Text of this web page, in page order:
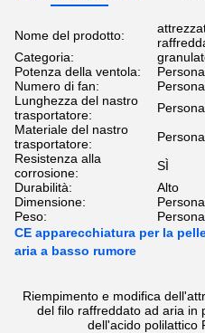
Nome del prodotto:
Categoria:
Potenza della ventola:
Numero di fan:
Lunghezza del nastro
trasportatore:
Materiale del nastro
trasportatore:
Resistenza alla
corrosione:
SÌ
Durabilità:
Alto
Dimensione:
Peso:
CE apparecchiatura per la
aria a basso rumore
Riempimento e modifica
del filo raffreddato ad aria in
dell'acido polilattico